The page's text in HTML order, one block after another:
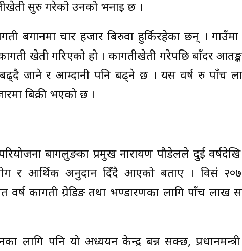
सुरु गरेको उनको भनाइ छ ।
बगानमा चार हजार बिरुवा हुर्किरहेका छन् । गाउँमा
खेती गरिएको हो । कागतीखेती गरेपछि बाँदर
जाने र आम्दानी पनि बढ्ने छ । यस वर्ष रु पाँच
बिक्री भएको छ ।
बागलुङका प्रमुख नारायण पौडेलले दुई
र आर्थिक अनुदान दिँदै आएको बताए । विसं
वर्ष कागती ग्रेडिङ तथा भण्डारणका लागि पाँच लाख
लागि पनि यो अध्ययन केन्द्र बन्न सक्छ,